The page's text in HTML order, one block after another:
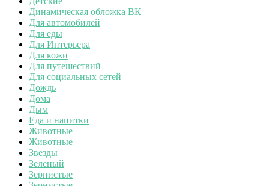
Динамическая обложка ВК
Для автомобилей
Для еды
Для Интерьера
Для кожи
Для путешествий
Для социальных сетей
Дождь
Дома
Дым
Еда и напитки
Животные
Животные
Звезды
Зеленый
Зернистые